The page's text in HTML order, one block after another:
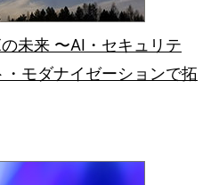
未来 〜AI・セキュリテ
モダナイゼーションで拓